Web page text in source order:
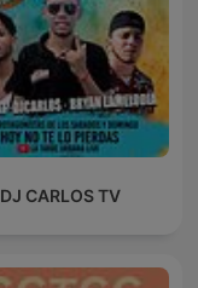
DJ CARLOS TV